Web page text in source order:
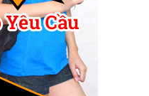
CẶP HỌC SINH MS: TN 5016